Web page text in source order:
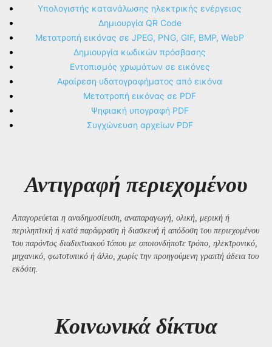
Υπολογιστής κατανάλωσης ηλεκτρικής ενέργειας
Δημιουργία QR Code
Μετατροπή εικόνας σε JPEG, PNG, GIF, BMP, WebP
Δημιουργία κωδικών πρόσβασης
Εντοπισμός χρωμάτων σε εικόνες
Αφαίρεση υδατογραφήματος από εικόνα
Μετατροπή εικόνας σε PDF
Ψηφιακή υπογραφή PDF
Συγχώνευση αρχείων PDF
Αντιγραφή περιεχομένου
Απαγορεύεται η αναδημοσίευση, αναπαραγωγή, ολική, μερική ή
περιληπτική ή κατά παράφραση ή διασκευή ή απόδοση του περιεχομένου
του παρόντος διαδικτυακού τόπου με οποιονδήποτε τρόπο, ηλεκτρονικό,
μηχανικό, φωτοτυπικό ή άλλο, χωρίς την προηγούμενη γραπτή άδεια του
εκδότη.
Kοινωνικά δίκτυα